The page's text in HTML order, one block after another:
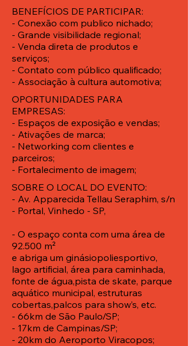
BENEFÍCIOS DE PARTICIPAR:
- Conexão com publico nichado;
- Grande visibilidade regional;
- Venda direta de produtos e
serviços;
- Contato com público qualificado;
- Associação à cultura automotiva;
OPORTUNIDADES PARA
EMPRESAS:
- Espaços de exposição e vendas;
- Ativações de marca;
- Networking com clientes e
parceiros;
- Fortalecimento de imagem;
SOBRE O LOCAL DO EVENTO:
- Av. Apparecida Tellau Seraphim, s/n
- Portal, Vinhedo - SP,
- O espaço conta com uma área de
92.500 m²
e abriga um ginásiopoliesportivo,
lago artificial, área para caminhada,
fonte de água,pista de skate, parque
aquático municipal, estruturas
cobertas,palcos para show’s, etc.
- 66km de São Paulo/SP;
- 17km de Campinas/SP;
- 20km do Aeroporto Viracopos;